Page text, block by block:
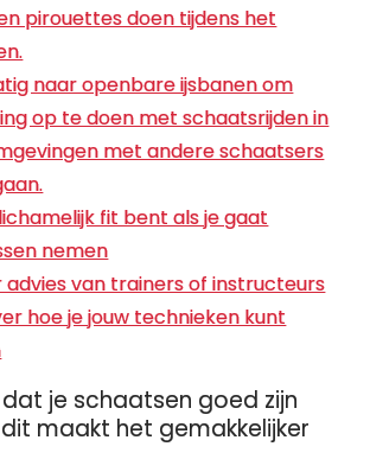
pirouettes doen tijdens het
naar openbare ijsbanen om
op te doen met schaatsrijden in
met andere schaatsers
fit bent als je gaat
nemen
advies van trainers of instructeurs
hoe je jouw technieken kunt
je schaatsen goed zijn
maakt het gemakkelijker